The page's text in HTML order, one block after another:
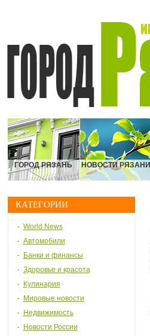
ГОРОД РЯЗАНЬ НОВОСТИ РЯЗАНИ
КАТЕГОРИИ
World News
Автомобили
Банки и финансы
Здоровье и красота
Кулинария
Мировые новости
Недвижимость
Новости России